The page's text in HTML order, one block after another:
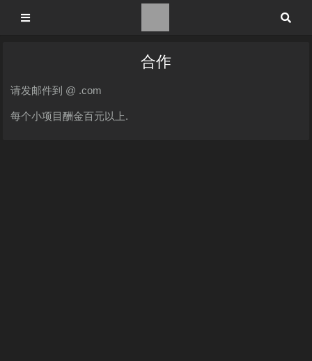
合作
请发邮件到 @ .com
每个小项目酬金百元以上.